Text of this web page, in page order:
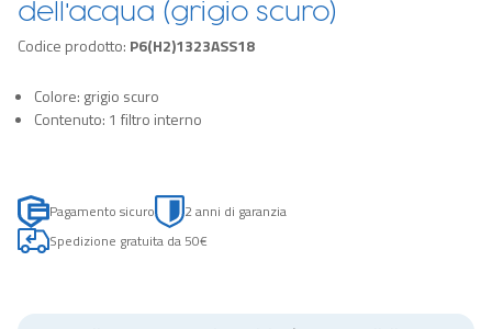
dell'acqua (grigio scuro)
Codice prodotto: P6(H2)1323ASS18
Colore: grigio scuro
Contenuto: 1 filtro interno
Pagamento sicuro
2 anni di garanzia
Spedizione gratuita da 50€